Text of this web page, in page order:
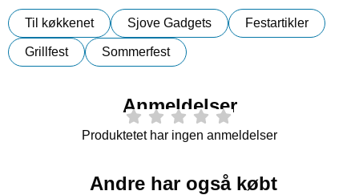
Til køkkenet Sjove Gadgets Festartikler
Grillfest Sommerfest
Anmeldelser
Produktetet har ingen anmeldelser
Andre har også købt